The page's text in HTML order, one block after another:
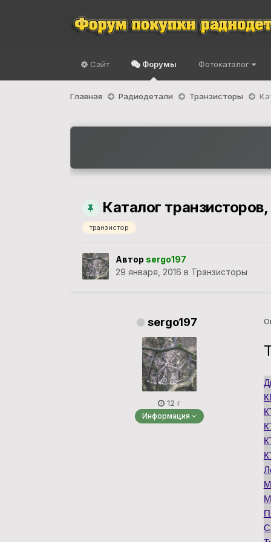
Сайт Форумы Фотокаталог
Главная Радиодетали Транзисторы
Каталог
транзистор
Автор sergo197
29 января, 2016 в Транзисторы
sergo197
12 г
Информация